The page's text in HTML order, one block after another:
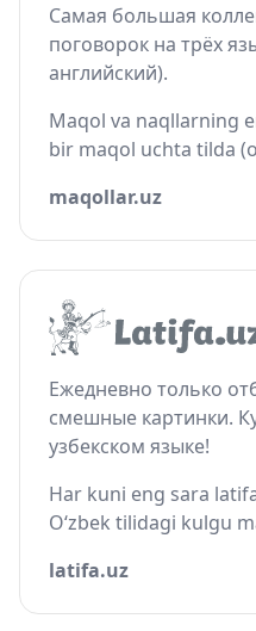
Самая большая
поговорок на трёх
английский).
Maqol va naqllarning
bir maqol uchta tilda
maqollar.uz
Ежедневно только
смешные картинки.
узбекском языке!
Har kuni eng sara
O‘zbek tilidagi kulgu
latifa.uz